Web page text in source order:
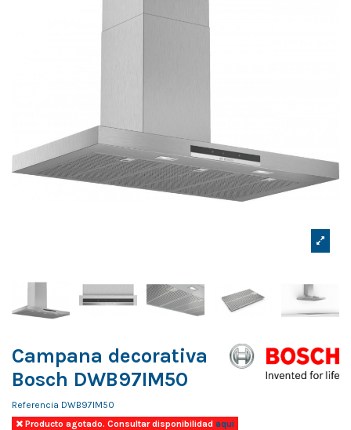
Campana decorativa
Bosch DWB97IM50
Referencia DWB97IM50
Producto agotado. Consultar disponibilidadaqui